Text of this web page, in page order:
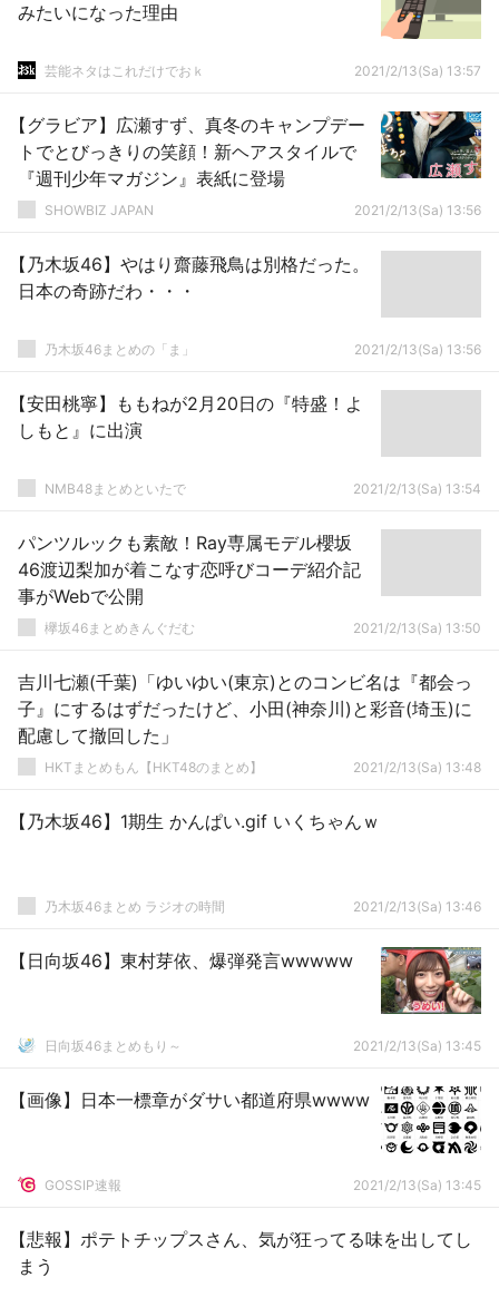
みたいになった理由
芸能ネタはこれだけでおｋ 2021/2/13(Sa) 13:57
【グラビア】広瀬すず、真冬のキャンプデー
トでとびっきりの笑顔！新ヘアスタイルで
『週刊少年マガジン』表紙に登場
SHOWBIZ JAPAN 2021/2/13(Sa) 13:56
【乃木坂46】やはり齋藤飛鳥は別格だった。
日本の奇跡だわ・・・
乃木坂46まとめの「ま」 2021/2/13(Sa) 13:56
【安田桃寧】ももねが2月20日の『特盛！よ
しもと』に出演
NMB48まとめといたで 2021/2/13(Sa) 13:54
パンツルックも素敵！Ray専属モデル櫻坂
46渡辺梨加が着こなす恋呼びコーデ紹介記
事がWebで公開
欅坂46まとめきんぐだむ 2021/2/13(Sa) 13:50
吉川七瀬(千葉)「ゆいゆい(東京)とのコンビ名は『都会っ
子』にするはずだったけど、小田(神奈川)と彩音(埼玉)に
配慮して撤回した」
HKTまとめもん【HKT48のまとめ】 2021/2/13(Sa) 13:48
【乃木坂46】1期生 かんぱい.gif いくちゃんｗ
乃木坂46まとめ ラジオの時間 2021/2/13(Sa) 13:46
【日向坂46】東村芽依、爆弾発言wwwww
日向坂46まとめもり～ 2021/2/13(Sa) 13:45
【画像】日本一標章がダサい都道府県wwww
GOSSIP速報 2021/2/13(Sa) 13:45
【悲報】ポテトチップスさん、気が狂ってる味を出してし
まう